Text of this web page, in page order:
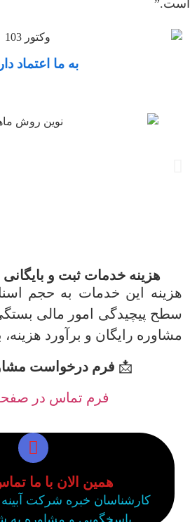
است.”
به ما اعتماد
هزینه خدمات ثبت و
هزینه این خدمات به حجم
سطح پیچیدگی امور مالی
مشاوره رایگان و برآورد
📩 فرم درخواست
فرم تماس در
همین الان با ما
کارشناسان خبره شرکت آبینه
پاسخگویی و مشاوره به